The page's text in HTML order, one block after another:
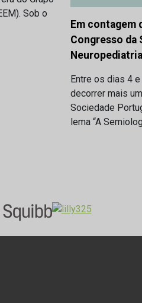
Sob o
Em contagem
Congresso da
Neuropediatria
Entre os dias 4
decorrer mais
Sociedade
lema “A